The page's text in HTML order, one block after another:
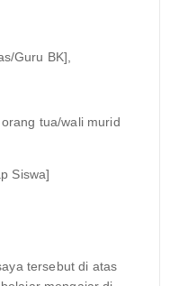
Guru BK],
tua/wali murid
Siswa]
tersebut di atas